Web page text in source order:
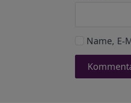
Name, E-